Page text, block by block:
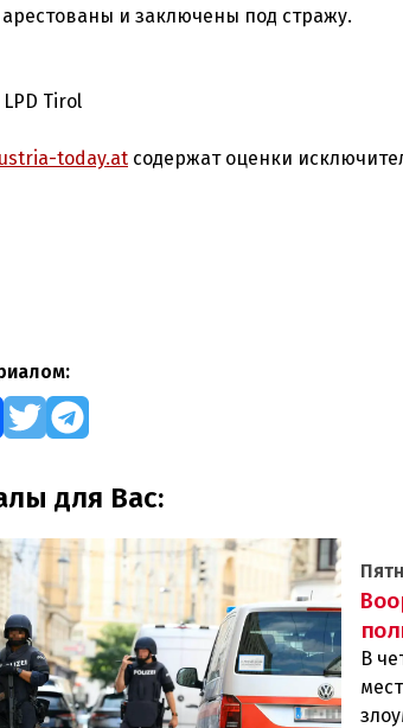
и заключены под стражу.
Tirol
today.at содержат оценки
для Вас:
В